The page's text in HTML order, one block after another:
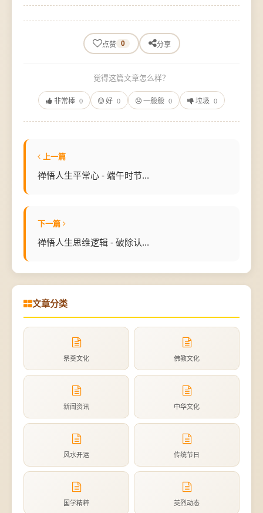
点赞 0 分享
觉得这篇文章怎么样？
非常棒 0 好 0 一般般 0 垃圾 0
上一篇
禅悟人生平常心 - 端午时节...
下一篇
禅悟人生思维逻辑 - 破除认...
文章分类
祭奠文化 佛教文化
新闻资讯 中华文化
风水开运 传统节日
国学精粹 英烈动态